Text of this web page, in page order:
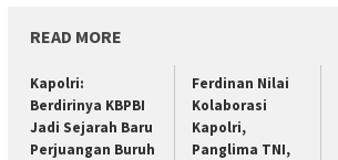
READ MORE
Kapolri:
Berdirinya KBPBI
Jadi Sejarah Baru
Perjuangan Buruh
Ferdinan Nilai
Kolaborasi
Kapolri,
Panglima TNI,